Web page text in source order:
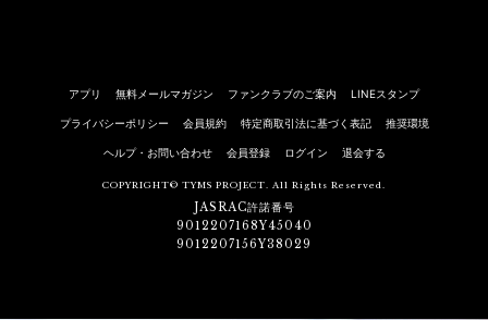
アプリ 無料メールマガジン ファンクラブのご案内 LINEスタンプ
プライバシーポリシー 会員規約 特定商取引法に基づく表記 推奨環境
ヘルプ・お問い合わせ 会員登録 ログイン 退会する
COPYRIGHT© TYMS PROJECT. All Rights Reserved.
JASRAC許諾番号
9012207168Y45040
9012207156Y38029